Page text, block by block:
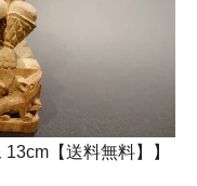
【送料無料】】